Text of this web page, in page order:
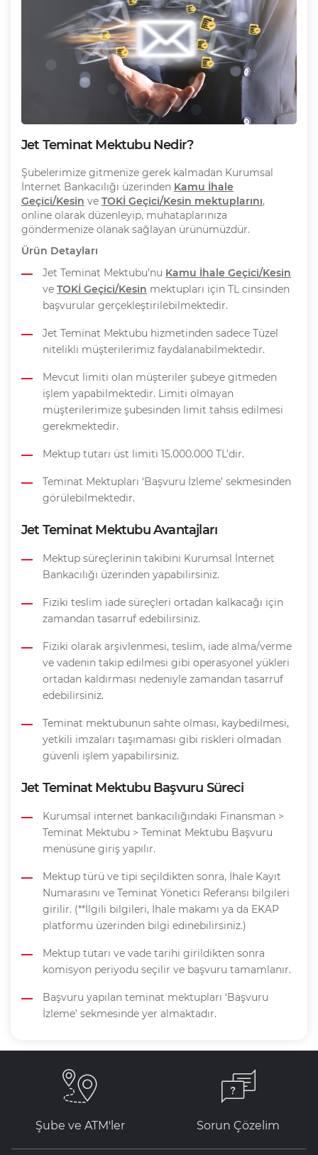
Jet Teminat Mektubu Nedir?
Şubelerimize gitmenize gerek kalmadan Kurumsal
İnternet Bankacılığı üzerinden Kamu İhale
Geçici/Kesin ve TOKİ Geçici/Kesin mektuplarını,
online olarak düzenleyip, muhataplarınıza
göndermenize olanak sağlayan ürünümüzdür.
Ürün Detayları
Jet Teminat Mektubu’nu Kamu İhale Geçici/Kesin
ve TOKİ Geçici/Kesin mektupları için TL cinsinden
başvurular gerçekleştirilebilmektedir.
Jet Teminat Mektubu hizmetinden sadece Tüzel
nitelikli müşterilerimiz faydalanabilmektedir.
Mevcut limiti olan müşteriler şubeye gitmeden
işlem yapabilmektedir. Limiti olmayan
müşterilerimize şubesinden limit tahsis edilmesi
gerekmektedir.
Mektup tutarı üst limiti 15.000.000 TL’dir.
Teminat Mektupları ‘Başvuru İzleme’ sekmesinden
görülebilmektedir.
Jet Teminat Mektubu Avantajları
Mektup süreçlerinin takibini Kurumsal İnternet
Bankacılığı üzerinden yapabilirsiniz.
Fiziki teslim iade süreçleri ortadan kalkacağı için
zamandan tasarruf edebilirsiniz.
Fiziki olarak arşivlenmesi, teslim, iade alma/verme
ve vadenin takip edilmesi gibi operasyonel yükleri
ortadan kaldırması nedeniyle zamandan tasarruf
edebilirsiniz.
Teminat mektubunun sahte olması, kaybedilmesi,
yetkili imzaları taşımaması gibi riskleri olmadan
güvenli işlem yapabilirsiniz.
Jet Teminat Mektubu Başvuru Süreci
Kurumsal internet bankacılığındaki Finansman >
Teminat Mektubu > Teminat Mektubu Başvuru
menüsüne giriş yapılır.
Mektup türü ve tipi seçildikten sonra, İhale Kayıt
Numarasını ve Teminat Yönetici Referansı bilgileri
girilir. (**İlgili bilgileri, İhale makamı ya da EKAP
platformu üzerinden bilgi edinebilirsiniz.)
Mektup tutarı ve vade tarihi girildikten sonra
komisyon periyodu seçilir ve başvuru tamamlanır.
Başvuru yapılan teminat mektupları ‘Başvuru
İzleme’ sekmesinde yer almaktadır.
Şube ve ATM'ler Sorun Çözelim